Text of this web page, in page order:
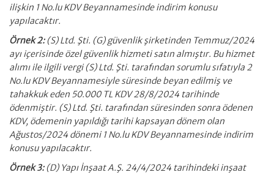
ilişkin 1 No.lu KDV Beyannamesinde indirim konusu
yapılacaktır.
Örnek 2:(S) Ltd. Şti. (G) güvenlik şirketinden Temmuz/2024
ayı içerisinde özel güvenlik hizmeti satın almıştır. Bu hizmet
alımı ile ilgili vergi (S) Ltd. Şti. tarafından sorumlu sıfatıyla 2
No.lu KDV Beyannamesiyle süresinde beyan edilmiş ve
tahakkuk eden 50.000 TL KDV 28/8/2024 tarihinde
ödenmiştir. (S) Ltd. Şti. tarafından süresinden sonra ödenen
KDV, ödemenin yapıldığı tarihi kapsayan dönem olan
Ağustos/2024 dönemi 1 No.lu KDV Beyannamesinde indirim
konusu yapılacaktır.
Örnek 3:(D) Yapı İnşaat A.Ş. 24/4/2024 tarihindeki inşaat